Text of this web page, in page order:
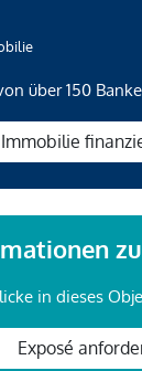
über 150
Immobilie
in dieses
Exposé